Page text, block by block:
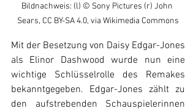
Bildnachweis: (l) © Sony Pictures (r) John
Sears, CC BY-SA 4.0, via Wikimedia Commons
Mit der Besetzung von Daisy Edgar-Jones
als Elinor Dashwood wurde nun eine
wichtige Schlüsselrolle des Remakes
bekanntgegeben. Edgar-Jones zählt zu
den aufstrebenden Schauspielerinnen